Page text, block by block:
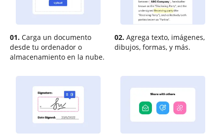
01. Carga un documento
desde tu ordenador o
almacenamiento en la nube.
02. Agrega texto, imágenes,
dibujos, formas, y más.